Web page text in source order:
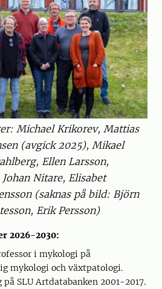
Michael Krikorev, Mattias
(avgick 2025), Mikael
Ellen Larsson,
Nitare, Elisabet
(saknas på bild: Björn
Erik Persson)
2026-2030:
i mykologi på
mykologi och växtpatologi.
SLU Artdatabanken 2001-2017.